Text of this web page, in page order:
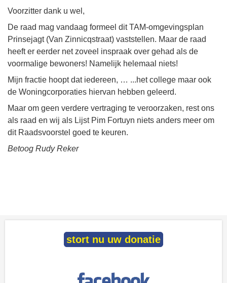
Voorzitter dank u wel,
De raad mag vandaag formeel dit TAM-omgevingsplan
Prinsejagt (Van Zinnicqstraat) vaststellen. Maar de raad
heeft er eerder net zoveel inspraak over gehad als de
voormalige bewoners! Namelijk helemaal niets!
Mijn fractie hoopt dat iedereen, … ...het college maar ook
de Woningcorporaties hiervan hebben geleerd.
Maar om geen verdere vertraging te veroorzaken, rest ons
als raad en wij als Lijst Pim Fortuyn niets anders meer om
dit Raadsvoorstel goed te keuren.
Betoog Rudy Reker
stort nu uw donatie